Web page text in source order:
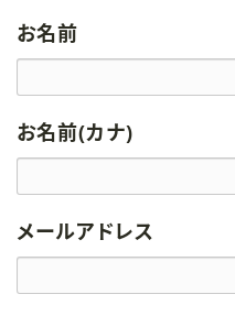
お名前
お名前(カナ)
メールアドレス